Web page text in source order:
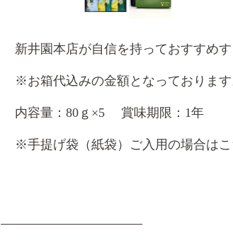
新井園本店が自信を持っておすすめ
※お箱代込みの金額となっております
内容量：80ｇ×5 賞味期限：1年
※手提げ袋（紙袋）ご入用の場合は